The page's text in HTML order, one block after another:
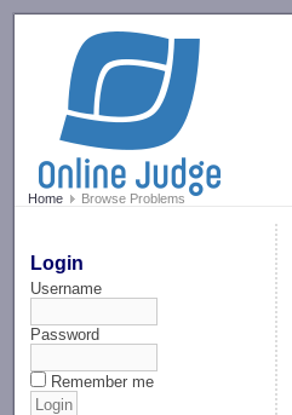
Home Browse Problems
Login
Username
Password
Remember me